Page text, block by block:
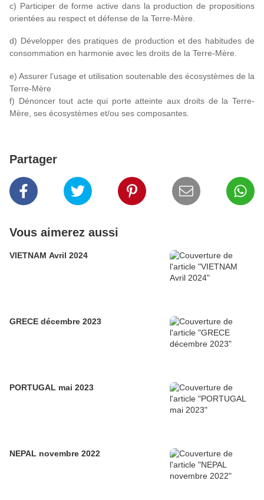
c) Participer de forme active dans la production de propositions
orientées au respect et défense de la Terre-Mère.
d) Développer des pratiques de production et des habitudes de
consommation en harmonie avec les droits de la Terre-Mère.
e) Assurer l’usage et utilisation soutenable des écosystèmes de la
Terre-Mère
f) Dénoncer tout acte qui porte atteinte aux droits de la Terre-
Mère, ses écosystèmes et/ou ses composantes.
Partager
Vous aimerez aussi
VIETNAM Avril 2024
GRECE décembre 2023
PORTUGAL mai 2023
NEPAL novembre 2022